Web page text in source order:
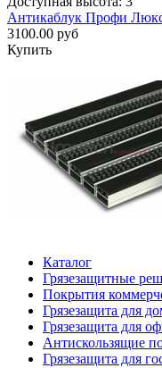
Антикаблук Профи
3100.00 руб
Купить
Каталог
Грязезащитные
Покрытия
Грязезащита для
Грязезащита для
Антискользящие
Грязезащита для